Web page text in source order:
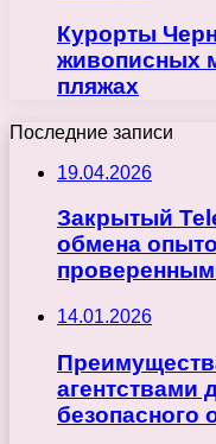
Курорты
живописных
пляжах
Последние записи
19.04.2026
Закрытый
обмена
14.01.2026
агентствами
безопасного